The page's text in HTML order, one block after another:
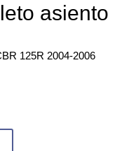
asiento
125R 2004-2006